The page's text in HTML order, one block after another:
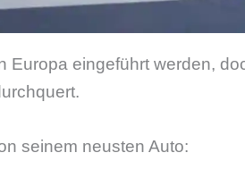
Europa eingeführt werden,
seinem neusten Auto: